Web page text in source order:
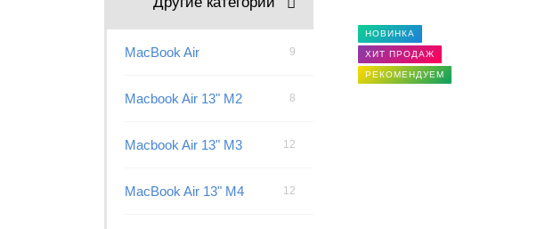
MacBook Air 9
Macbook Air 13" M2 8
Macbook Air 13" M3 12
MacBook Air 13" M4 12
НОВИНКА
ХИТ ПРОДАЖ
РЕКОМЕНДУЕМ